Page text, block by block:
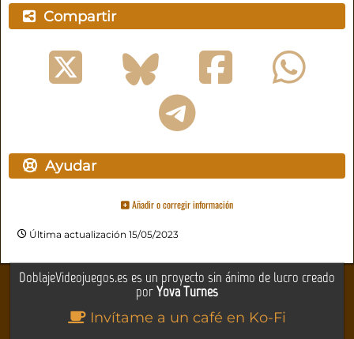
Compartir
Ayudar
Añadir o corregir información
Última actualización 15/05/2023
DoblajeVideojuegos.es es un proyecto sin ánimo de lucro creado
porYova Turnes
Invítame a un café en Ko-Fi